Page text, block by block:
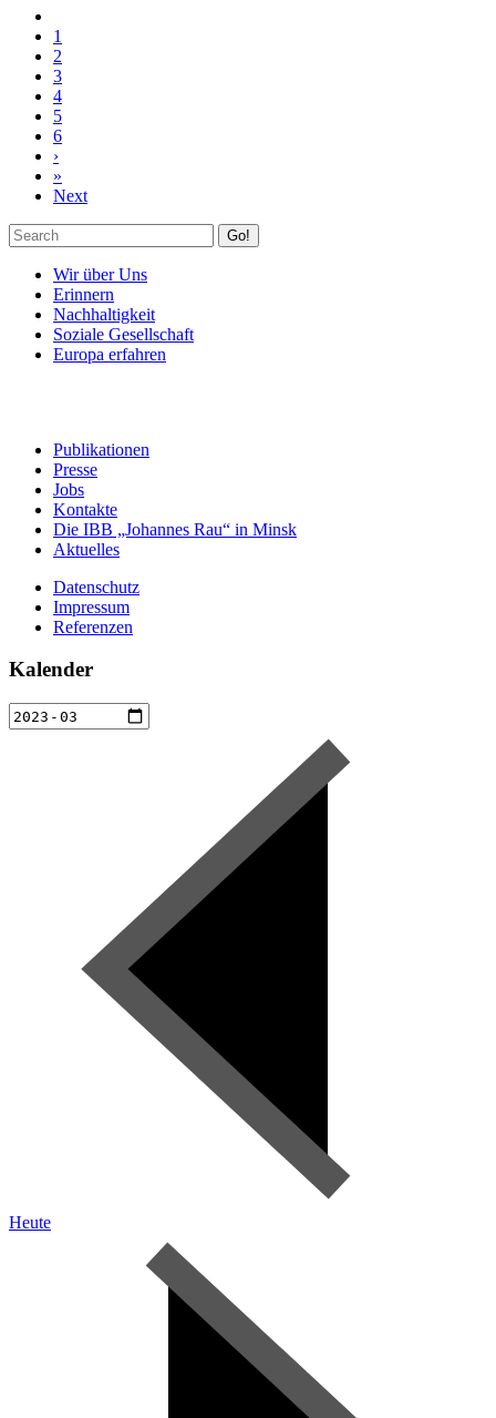
1
2
3
4
5
6
›
»
Next
Go!
Wir über Uns
Erinnern
Nachhaltigkeit
Soziale Gesellschaft
Europa erfahren
Publikationen
Presse
Jobs
Kontakte
Die IBB „Johannes Rau“ in Minsk
Aktuelles
Datenschutz
Impressum
Referenzen
Kalender
Heute